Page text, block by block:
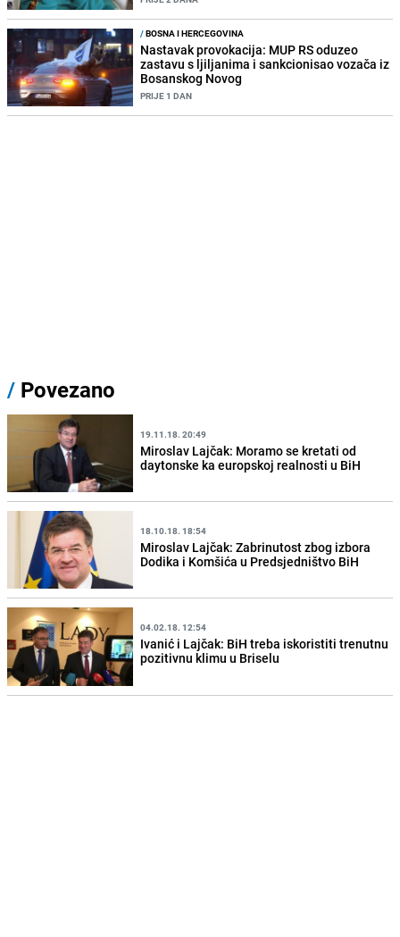
/BOSNA I HERCEGOVINA
Nastavak provokacija: MUP RS oduzeo
zastavu s ljiljanima i sankcionisao vozača iz
Bosanskog Novog
PRIJE 1 DAN
/ Povezano
19.11.18. 20:49
Miroslav Lajčak: Moramo se kretati od
daytonske ka europskoj realnosti u BiH
18.10.18. 18:54
Miroslav Lajčak: Zabrinutost zbog izbora
Dodika i Komšića u Predsjedništvo BiH
04.02.18. 12:54
Ivanić i Lajčak: BiH treba iskoristiti trenutnu
pozitivnu klimu u Briselu